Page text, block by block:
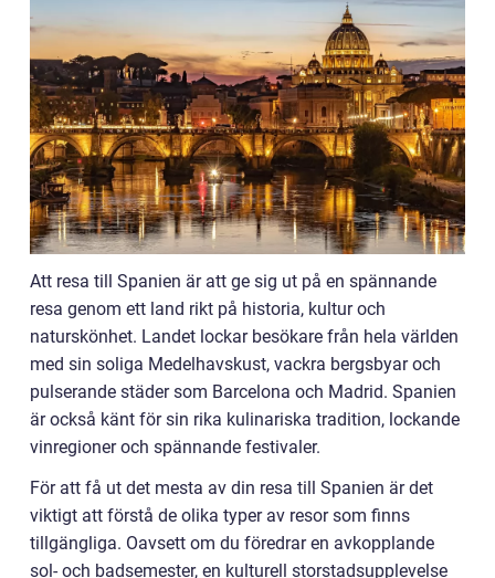
Att resa till Spanien är att ge sig ut på en spännande
resa genom ett land rikt på historia, kultur och
naturskönhet. Landet lockar besökare från hela världen
med sin soliga Medelhavskust, vackra bergsbyar och
pulserande städer som Barcelona och Madrid. Spanien
är också känt för sin rika kulinariska tradition, lockande
vinregioner och spännande festivaler.
För att få ut det mesta av din resa till Spanien är det
viktigt att förstå de olika typer av resor som finns
tillgängliga. Oavsett om du föredrar en avkopplande
sol- och badsemester, en kulturell storstadsupplevelse